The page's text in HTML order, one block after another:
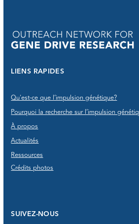
LIENS RAPIDES
Qu'est-ce que l’impulsion génétique?
Pourquoi la recherche sur l’impulsion
À propos
Actualités
Ressources
Crédits photos
SUIVEZ-NOUS